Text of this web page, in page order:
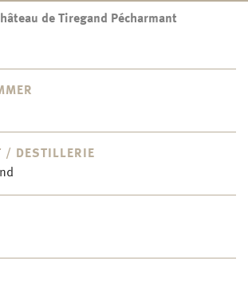
de Tiregand Pécharmant
/ DESTILLERIE